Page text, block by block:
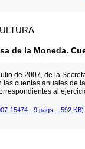
de la Moneda.
de 2007, de la
las cuentas anuales de
al
15474 - 9 págs. - 592 KB)